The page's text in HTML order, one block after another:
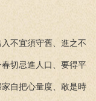
不宜須守舊、進之不
切忌進人口、要得平
自把心量度、敢是時